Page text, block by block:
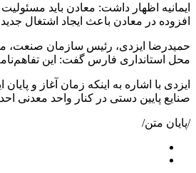
ایمانیه اظهار داشت: معادن باید
افزوده در معادن باعث ایجاد اشتغال
حمیدرضا ایزدی، رئیس سازمان صنعت،
محل استانداری فارس گفت: این تفاهم‌نامه با هدف
ایزدی با اشاره به اینکه زمان آغاز
صنایع پایین دستی در کنار واحد معدنی
/پایان متن/